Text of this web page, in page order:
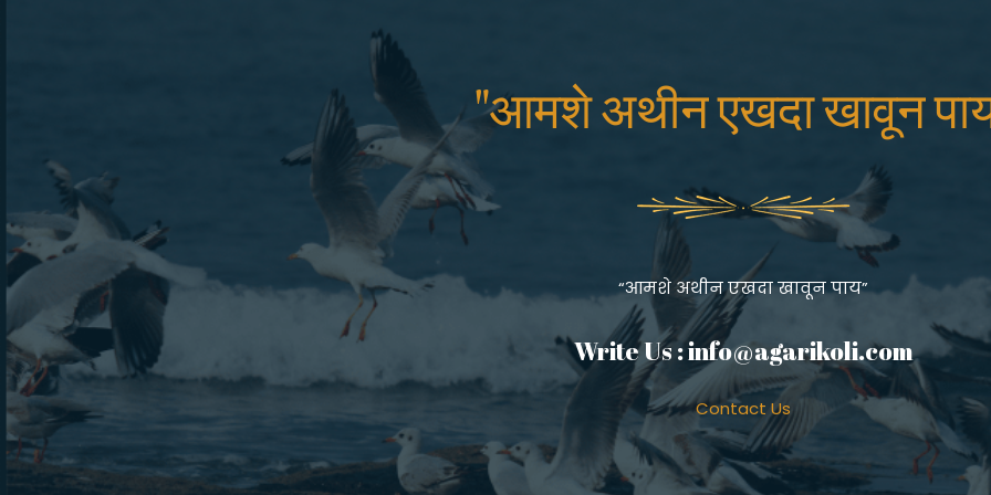
"आमशे अथीन एखदा खावून
“आमशे अथीन एखदा खावून पाय”
Write Us :info@agarikoli.com
Contact Us